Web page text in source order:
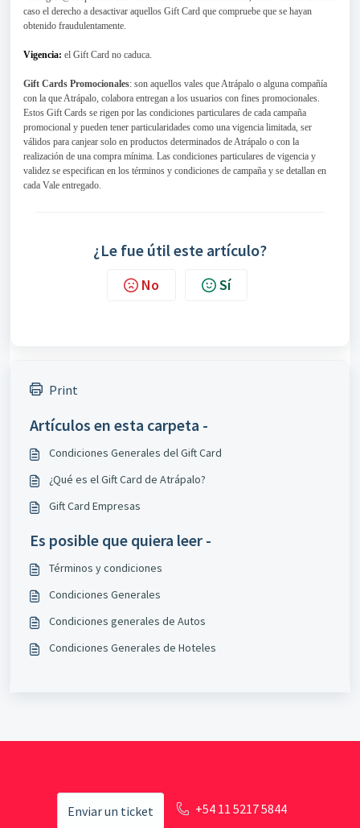
caso el derecho a desactivar aquellos Gift Card que compruebe que se hayan
obtenido fraudulentamente.
Vigencia: el Gift Card no caduca.
Gift Cards Promocionales: son aquellos vales que Atrápalo o alguna compañía
con la que Atrápalo, colabora entregan a los usuarios con fines promocionales.
Estos Gift Cards se rigen por las condiciones particulares de cada campaña
promocional y pueden tener particularidades como una vigencia limitada, ser
válidos para canjear solo en productos determinados de Atrápalo o con la
realización de una compra mínima. Las condiciones particulares de vigencia y
validez se especifican en los términos y condiciones de campaña y se detallan en
cada Vale entregado.
¿Le fue útil este artículo?
No Sí
Print
Artículos en esta carpeta -
Condiciones Generales del Gift Card
¿Qué es el Gift Card de Atrápalo?
Gift Card Empresas
Es posible que quiera leer -
Términos y condiciones
Condiciones Generales
Condiciones generales de Autos
Condiciones Generales de Hoteles
Enviar un ticket +54 11 5217 5844